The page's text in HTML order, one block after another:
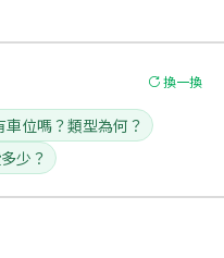
換一換
車位嗎？類型為何？
少？